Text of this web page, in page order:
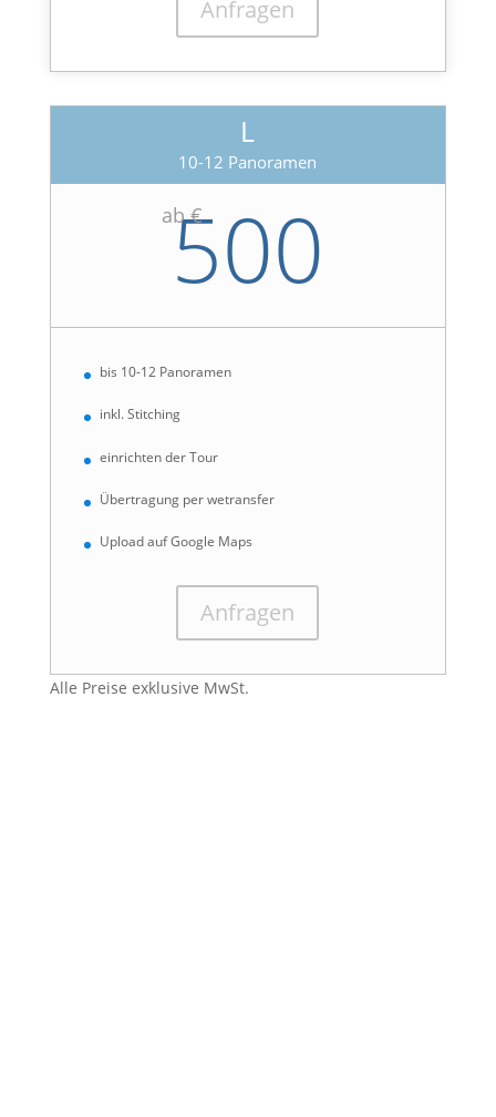
Anfragen
L
10-12 Panoramen
ab €
500
bis 10-12 Panoramen
inkl. Stitching
einrichten der Tour
Übertragung per wetransfer
Upload auf Google Maps
Anfragen
Alle Preise exklusive MwSt.